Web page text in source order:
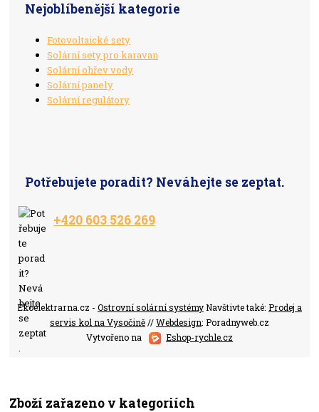
Nejoblíbenější kategorie
Fotovoltaické sety
Solární sety pro karavan
Solární ohřev vody
Solární panely
Solární regulátory
Potřebujete poradit? Neváhejte se zeptat.
+420 603 526 269
Ekoelektrarna.cz - Ostrovní solární systémyNavštivte také: Prodej a
servis kol na Vysočině//Webdesign: Poradnyweb.cz
Vytvořeno na
Eshop-rychle.cz
Zboží zařazeno v kategoriích